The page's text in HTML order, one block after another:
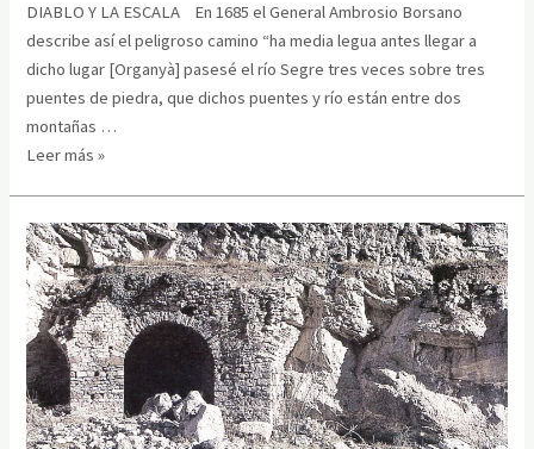
DIABLO Y LA ESCALA En 1685 el General Ambrosio Borsano
describe así el peligroso camino “ha media legua antes llegar a
dicho lugar [Organyà] pasesé el río Segre tres veces sobre tres
puentes de piedra, que dichos puentes y río están entre dos
montañas …
Leer más »